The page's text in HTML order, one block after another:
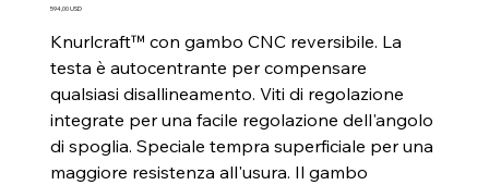
651-
Prezzo
594,00 USD
Knurlcraft™ con gambo CNC reversibile. La
testa è autocentrante per compensare
qualsiasi disallineamento. Viti di regolazione
integrate per una facile regolazione dell'angolo
di spoglia. Speciale tempra superficiale per una
maggiore resistenza all'usura. Il gambo